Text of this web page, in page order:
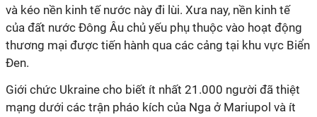
và kéo nền kinh tế nước này đi lùi. Xưa nay, nền kinh tế
của đất nước Đông Âu chủ yếu phụ thuộc vào hoạt động
thương mại được tiến hành qua các cảng tại khu vực Biển
Đen.
Giới chức Ukraine cho biết ít nhất 21.000 người đã thiệt
mạng dưới các trận pháo kích của Nga ở Mariupol và ít